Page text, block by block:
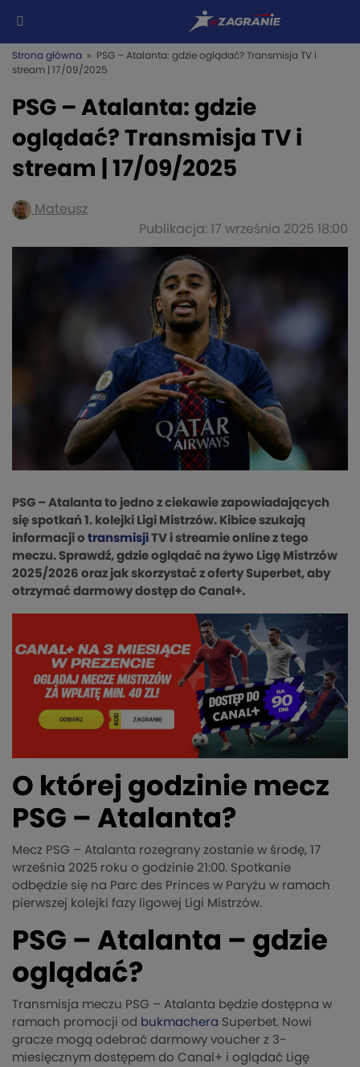
Strona główna » PSG – Atalanta: gdzie oglądać? Transmisja TV i
stream | 17/09/2025
PSG – Atalanta: gdzie
oglądać? Transmisja TV i
stream | 17/09/2025
Mateusz
Publikacja: 17 września 2025 18:00
PSG – Atalanta to jedno z ciekawie zapowiadających
się spotkań 1. kolejki Ligi Mistrzów. Kibice szukają
informacji o transmisji TV i streamie online z tego
meczu. Sprawdź, gdzie oglądać na żywo Ligę Mistrzów
2025/2026 oraz jak skorzystać z oferty Superbet, aby
otrzymać darmowy dostęp do Canal+.
O której godzinie mecz
PSG – Atalanta?
Mecz PSG – Atalanta rozegrany zostanie w środę, 17
września 2025 roku o godzinie 21:00. Spotkanie
odbędzie się na Parc des Princes w Paryżu w ramach
pierwszej kolejki fazy ligowej Ligi Mistrzów.
PSG – Atalanta – gdzie
oglądać?
Transmisja meczu PSG – Atalanta będzie dostępna w
ramach promocji od bukmachera Superbet. Nowi
gracze mogą odebrać darmowy voucher z 3-
miesięcznym dostępem do Canal+ i oglądać Ligę